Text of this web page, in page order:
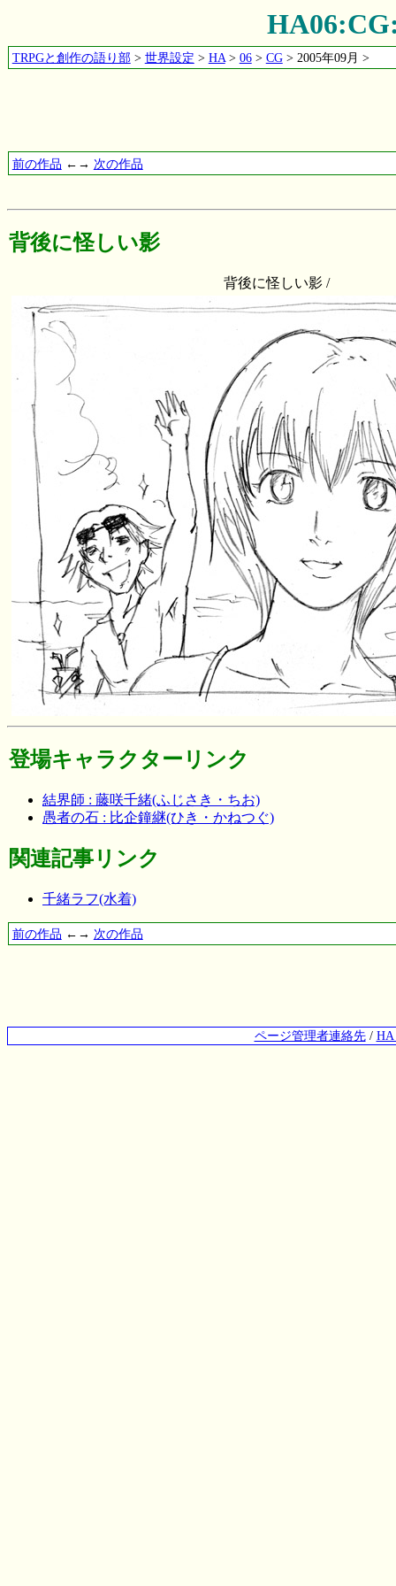
TRPGと創作の語り部> 世界設定 > HA> 06> CG> 2005年09月 >
前の作品 ←→ 次の作品
背後に怪しい影
背後に怪しい影 /
登場キャラクターリンク
結界師 : 藤咲千緒(ふじさき・ちお)
愚者の石 : 比企鐘継(ひき・かねつぐ)
関連記事リンク
千緒ラフ(水着)
前の作品 ←→ 次の作品
ページ管理者連絡先/ HA